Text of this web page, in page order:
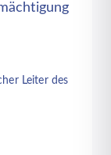
Leiter des